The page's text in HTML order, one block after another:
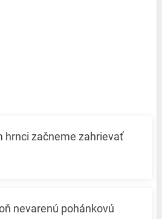
hrnci začneme zahrievať
nevarenú pohánkovú